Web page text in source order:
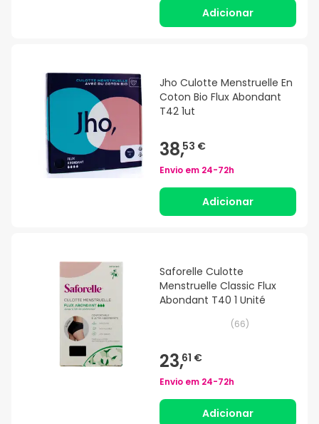
Adicionar
Jho Culotte Menstruelle En
Coton Bio Flux Abondant
T42 1ut
38,53 €
Envio em 24-72h
Adicionar
Saforelle Culotte
Menstruelle Classic Flux
Abondant T40 1 Unité
(66)
23,61 €
Envio em 24-72h
Adicionar